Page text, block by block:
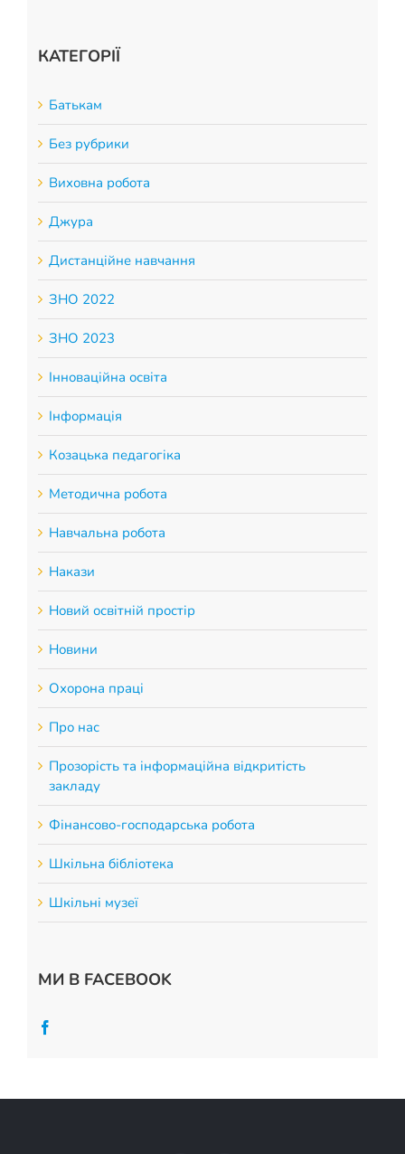
КАТЕГОРІЇ
Батькам
Без рубрики
Виховна робота
Джура
Дистанційне навчання
ЗНО 2022
ЗНО 2023
Інноваційна освіта
Інформація
Козацька педагогіка
Методична робота
Навчальна робота
Накази
Новий освітній простір
Новини
Охорона праці
Про нас
Прозорість та інформаційна відкритість
закладу
Фінансово-господарська робота
Шкільна бібліотека
Шкільні музеї
МИ В FACEBOOK